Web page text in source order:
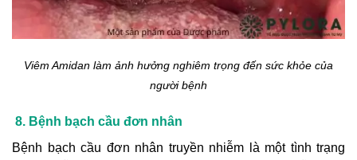
Viêm Amidan làm ảnh hưởng nghiêm trọng đến sức khỏe của
người bệnh
8. Bệnh bạch cầu đơn nhân
Bệnh bạch cầu đơn nhân truyền nhiễm là một tình trạng